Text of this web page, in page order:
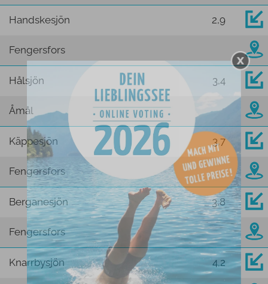
Handskesjön 2,9
Fengersfors
Hålsjön 3,4
Åmål
Käppesjön 3,7
Fengersfors
Berganesjön 3,8
Fengersfors
Knarrbysjön 4,2